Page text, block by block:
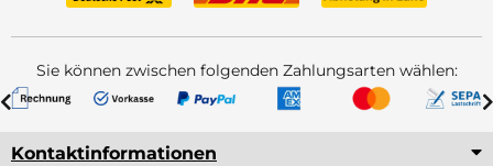
Sie können zwischen folgenden Zahlungsarten wählen:
Kontaktinformationen